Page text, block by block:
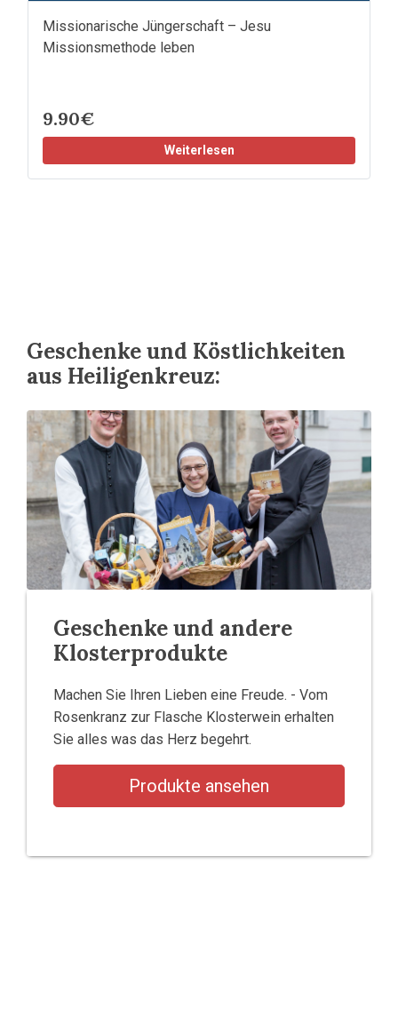
Missionarische Jüngerschaft – Jesu
Missionsmethode leben
9.90€
Weiterlesen
Geschenke und Köstlichkeiten
aus Heiligenkreuz:
Geschenke und andere
Klosterprodukte
Machen Sie Ihren Lieben eine Freude. - Vom
Rosenkranz zur Flasche Klosterwein erhalten
Sie alles was das Herz begehrt.
Produkte ansehen